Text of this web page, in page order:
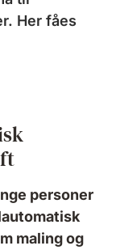
Her fåes
personer
maling og